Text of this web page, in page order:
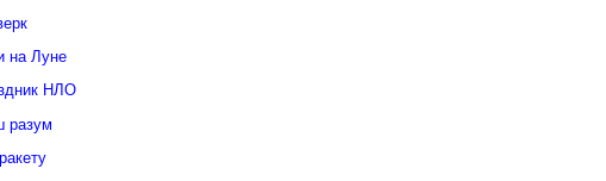
на Луне
НЛО
разум